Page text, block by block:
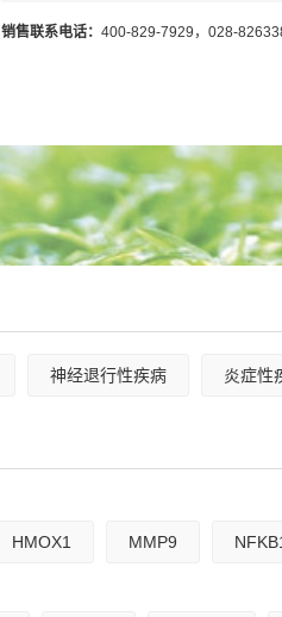
销售联系电话： 400-829-7929，028-
神经退行性疾病 炎症性
HMOX1 MMP9